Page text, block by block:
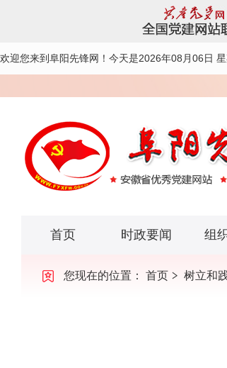
欢迎您来到阜阳先锋网！ 今天是2026年08月06日
首页 时政要闻 组
您现在的位置： 首页 树立和